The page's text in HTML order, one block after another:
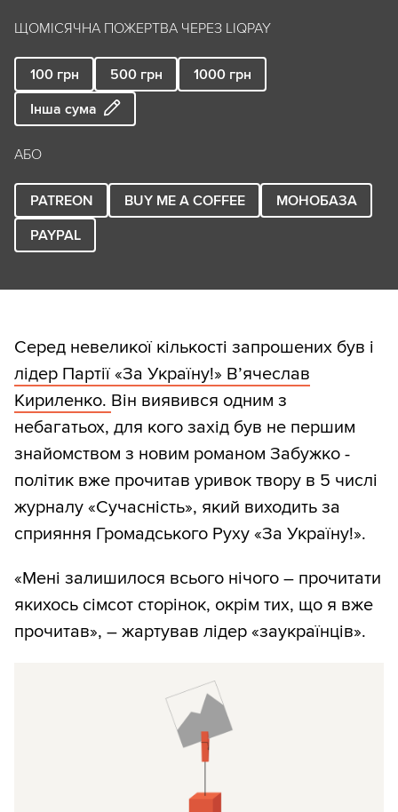
ЩОМІСЯЧНА ПОЖЕРТВА ЧЕРЕЗ LIQPAY
100 грн 500 грн 1000 грн
Інша сума
АБО
PATREON BUY ME A COFFEE
МОНОБАЗА
PAYPAL
Серед невеликої кількості запрошених був і
лідер Партії «За Україну!» В’ячеслав
Кириленко. Він виявився одним з
небагатьох, для кого захід був не першим
знайомством з новим романом Забужко -
політик вже прочитав уривок твору в 5 числі
журналу «Сучасність», який виходить за
сприяння Громадського Руху «За Україну!».
«Мені залишилося всього нічого – прочитати
якихось сімсот сторінок, окрім тих, що я вже
прочитав», – жартував лідер «заукраїнців».